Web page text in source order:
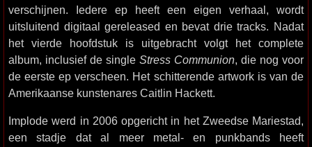
verschijnen. Iedere ep heeft een eigen verhaal, wordt
uitsluitend digitaal gereleased en bevat drie tracks. Nadat
het vierde hoofdstuk is uitgebracht volgt het complete
album, inclusief de single Stress Communion, die nog voor
de eerste ep verscheen. Het schitterende artwork is van de
Amerikaanse kunstenares Caitlin Hackett.
Implode werd in 2006 opgericht in het Zweedse Mariestad,
een stadje dat al meer metal- en punkbands heeft